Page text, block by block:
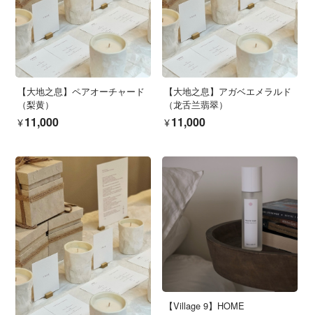
【大地之息】ペアオーチャード
（梨黄）
¥11,000
【大地之息】アガベエメラルド
（龙舌兰翡翠）
¥11,000
【Village 9】HOME